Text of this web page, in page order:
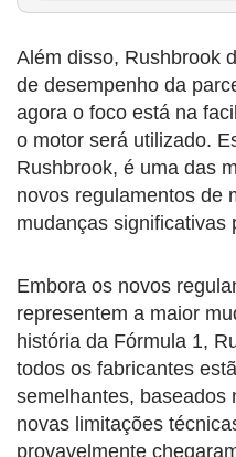
Além disso, Rushbrook
de desempenho da
agora o foco está na
o motor será utilizado.
Rushbrook, é uma das
novos regulamentos de
mudanças significativas
Embora os novos
representem a maior
história da Fórmula 1,
todos os fabricantes
semelhantes, baseados
novas limitações
provavelmente